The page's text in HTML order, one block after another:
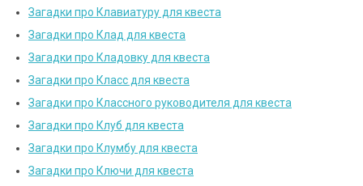
Загадки про Клавиатуру для квеста
Загадки про Клад для квеста
Загадки про Кладовку для квеста
Загадки про Класс для квеста
Загадки про Классного руководителя для квеста
Загадки про Клуб для квеста
Загадки про Клумбу для квеста
Загадки про Ключи для квеста